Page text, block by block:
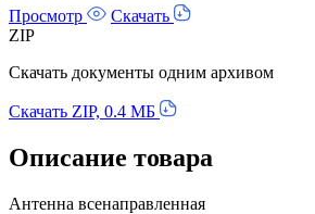
Просмотр
Скачать
ZIP
Скачать документы одним архивом
Скачать ZIP, 0.4 МБ
Описание товара
Антенна всенаправленная